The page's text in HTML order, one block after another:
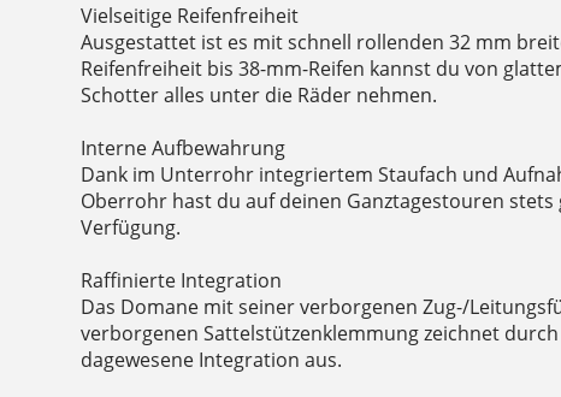
Vielseitige Reifenfreiheit
Ausgestattet ist es mit schnell rollenden 32 mm
Reifenfreiheit bis 38-mm-Reifen kannst du von
Schotter alles unter die Räder nehmen.
Interne Aufbewahrung
Dank im Unterrohr integriertem Staufach und
Oberrohr hast du auf deinen Ganztagestouren stets
Verfügung.
Raffinierte Integration
Das Domane mit seiner verborgenen Zug-/
verborgenen Sattelstützenklemmung zeichnet
dagewesene Integration aus.